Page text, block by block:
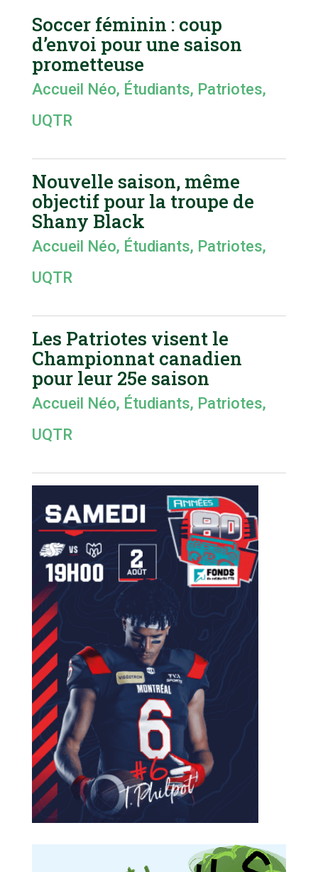
Soccer féminin : coup
d’envoi pour une saison
prometteuse
Accueil Néo, Étudiants, Patriotes,
UQTR
Nouvelle saison, même
objectif pour la troupe de
Shany Black
Accueil Néo, Étudiants, Patriotes,
UQTR
Les Patriotes visent le
Championnat canadien
pour leur 25e saison
Accueil Néo, Étudiants, Patriotes,
UQTR